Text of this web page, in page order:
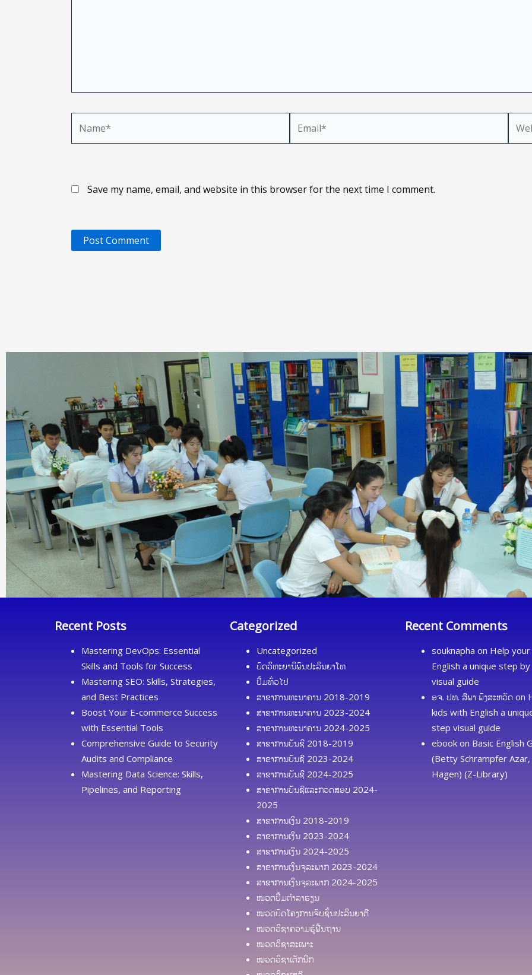
Save my name, email, and website in this browser for the next time I comment.
Recent Posts
Mastering DevOps: Essential
Skills and Tools for Success
Mastering SEO: Skills, Strategies,
and Best Practices
Boost Your E-commerce Success
with Essential Tools
Comprehensive Guide to Security
Audits and Compliance
Mastering Data Science: Skills,
Pipelines, and Reporting
Categorized
Uncategorized
ບົດວິທະຍານິພົນປະລິນຍາໂທ
ປື້ມທົ່ວໄປ
ສາຂາການທະນາຄານ 2018-2019
ສາຂາການທະນາຄານ 2023-2024
ສາຂາການທະນາຄານ 2024-2025
ສາຂາການບັນຊີ 2018-2019
ສາຂາການບັນຊີ 2023-2024
ສາຂາການບັນຊີ 2024-2025
ສາຂາການບັນຊີແລະກວດສອບ 2024-
2025
ສາຂາການເງິນ 2018-2019
ສາຂາການເງິນ 2023-2024
ສາຂາການເງິນ 2024-2025
ສາຂາການເງິນຈຸລະພາກ 2023-2024
ສາຂາການເງິນຈຸລະພາກ 2024-2025
ໜວດປຶ້ມຕຳລາຮຽນ
ໝວດບົດໂຄງການຈົບຊັ້ນປະລິນຍາຕີ
ໝວດວິຊາຄວາມຮູ້ຟື້ນຖານ
ໝວດວິຊາສະເພາະ
ໝວດວິຊາເຕັກນິກ
Recent Comments
souknapha on Help
English a unique step
visual guide
ອຈ. ປທ. ສີພາ ພົງສະຫວັດ on
kids with English a
step visual guide
ebook on Basic English
(Betty Schrampfer Azar,
Hagen) (Z-Library)